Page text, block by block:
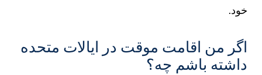
خود.
اگر من اقامت موقت در ایالات متحده
داشته باشم چه؟